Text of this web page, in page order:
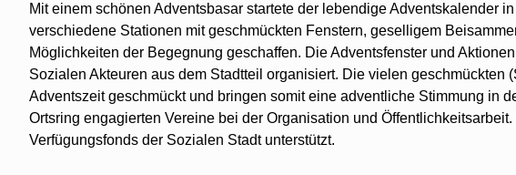
Mit einem schönen Adventsbasar startete der lebendige Adventskalender
verschiedene Stationen mit geschmückten Fenstern, geselligem
Möglichkeiten der Begegnung geschaffen. Die Adventsfenster und
Sozialen Akteuren aus dem Stadtteil organisiert. Die vielen
Adventszeit geschmückt und bringen somit eine adventliche Stimmung in
Ortsring engagierten Vereine bei der Organisation und
Verfügungsfonds der Sozialen Stadt unterstützt.